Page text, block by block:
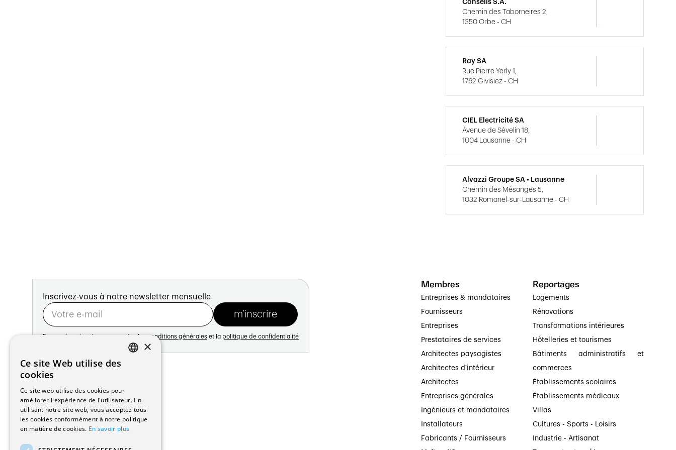
Conseils S.A.
Chemin des Taborneires 2,
1350 Orbe - CH
Ray SA
Rue Pierre Yerly 1,
1762 Givisiez - CH
CIEL Electricité SA
Avenue de Sévelin 18,
1004 Lausanne - CH
Alvazzi Groupe SA • Lausanne
Chemin des Mésanges 5,
1032 Romanel-sur-Lausanne - CH
Inscrivez-vous à notre newsletter mensuelle
En vous inscrivant vous acceptez les conditions générales et la politique de confidentialité
Adresse:
Avenue de Longemalle 21
1020 Renens
Suisse
Contact:
Édition: +41 21 635 16 82
Plateforme: +41 21 631 10 50
info@architectes.ch
Membres
Entreprises & mandataires
Fournisseurs
Entreprises
Prestataires de services
Architectes paysagistes
Architectes d'intérieur
Architectes
Entreprises générales
Ingénieurs et mandataires
Installateurs
Fabricants / Fournisseurs
Reportages
Logements
Rénovations
Transformations intérieures
Hôtelleries et tourismes
Bâtiments administratifs et
commerces
Établissements scolaires
Établissements médicaux
Villas
Cultures - Sports - Loisirs
Industrie - Artisanat
×
Ce site Web utilise des
cookies
Ce site web utilise des cookies pour
améliorer l'expérience de l'utilisateur. En
utilisant notre site web, vous acceptez tous
les cookies conformément à notre politique
en matière de cookies. En savoir plus